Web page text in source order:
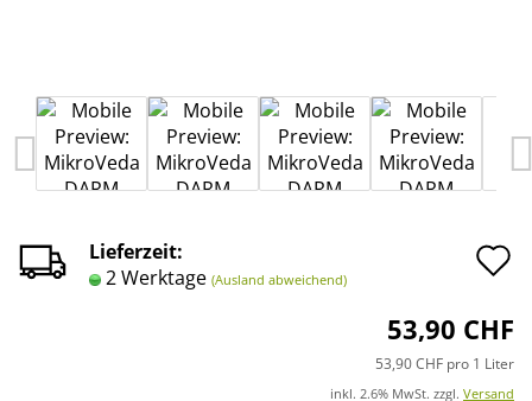
Lieferzeit:
2 Werktage (Ausland abweichend)
53,90 CHF
53,90 CHF pro 1 Liter
inkl. 2.6% MwSt. zzgl. Versand